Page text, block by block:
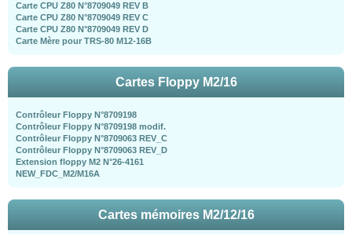
Carte CPU Z80 N°8709049 REV B
Carte CPU Z80 N°8709049 REV C
Carte CPU Z80 N°8709049 REV D
Carte Mère pour TRS-80 M12-16B
Cartes Floppy M2/16
Contrôleur Floppy N°8709198
Contrôleur Floppy N°8709198 modif.
Contrôleur Floppy N°8709063 REV_C
Contrôleur Floppy N°8709063 REV_D
Extension floppy M2 N°26-4161
NEW_FDC_M2/M16A
Cartes mémoires M2/12/16